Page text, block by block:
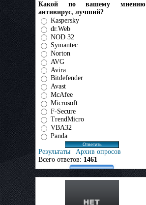
Какой по вашему мнению
антивирус, лучший?
Kaspersky
dr.Web
NOD 32
Symantec
Norton
AVG
Avira
Bitdefender
Avast
McAfee
Microsoft
F-Secure
TrendMicro
VBA32
Panda
Результаты | Архив опросов
Всего ответов: 1461